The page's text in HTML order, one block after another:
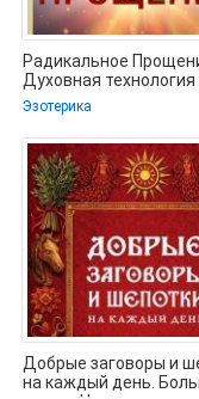
Радикальное
Духовная технология
исцеления
взаимоотношений,
Эзотерика
Добрые заговоры и
на каждый день.